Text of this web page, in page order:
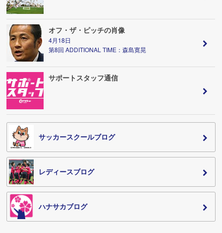
オフ・ザ・ピッチの肖像
4月18日
第8回 ADDITIONAL TIME：森島寛晃
サポートスタッフ通信
サッカースクールブログ
レディースブログ
ハナサカブログ